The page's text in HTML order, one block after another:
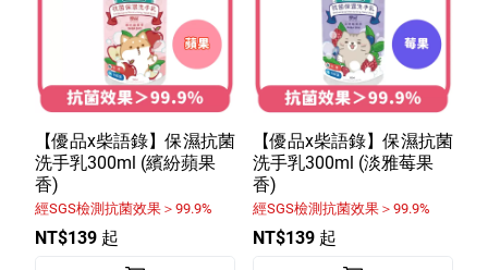
【優品x柴語錄】保濕抗菌
洗手乳300ml (繽紛蘋果
香)
經SGS檢測抗菌效果＞99.9%
NT$139 起
【優品x柴語錄】保濕抗菌
洗手乳300ml (淡雅莓果
香)
經SGS檢測抗菌效果＞99.9%
NT$139 起